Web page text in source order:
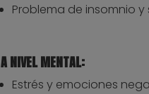
Problema de insomnio y
A NIVEL MENTAL:
Estrés y emociones